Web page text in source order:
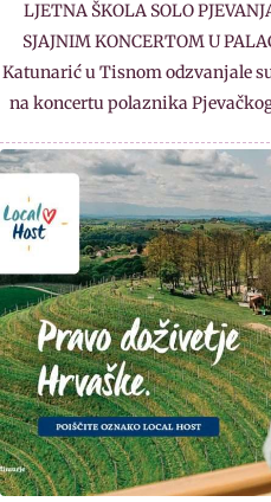
LJETNA ŠKOLA SOLO
SJAJNIM KONCERTOM U
Katunarić u Tisnom odzvanjale
na koncertu polaznika